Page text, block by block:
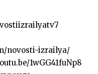
novosti-izrailya/
1wGG41fuNp8